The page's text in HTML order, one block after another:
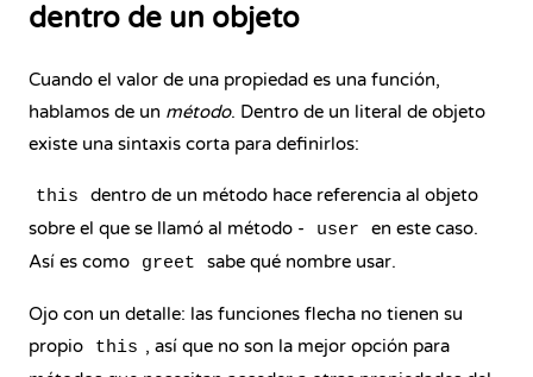
dentro de un objeto
Cuando el valor de una propiedad es una función,
hablamos de un método. Dentro de un literal de objeto
existe una sintaxis corta para definirlos:
this
dentro de un método hace referencia al objeto
sobre el que se llamó al método -
user
en este caso.
Así es como
greet sabe qué nombre usar.
Ojo con un detalle: las funciones flecha no tienen su
propio
this , así que no son la mejor opción para